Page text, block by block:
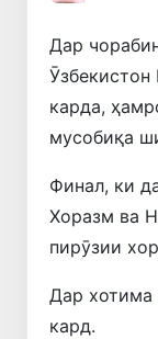
Дар
карда,
мусобиқа
Финал, ки
Хоразм ва
пирӯзии
Дар хотима
кард.